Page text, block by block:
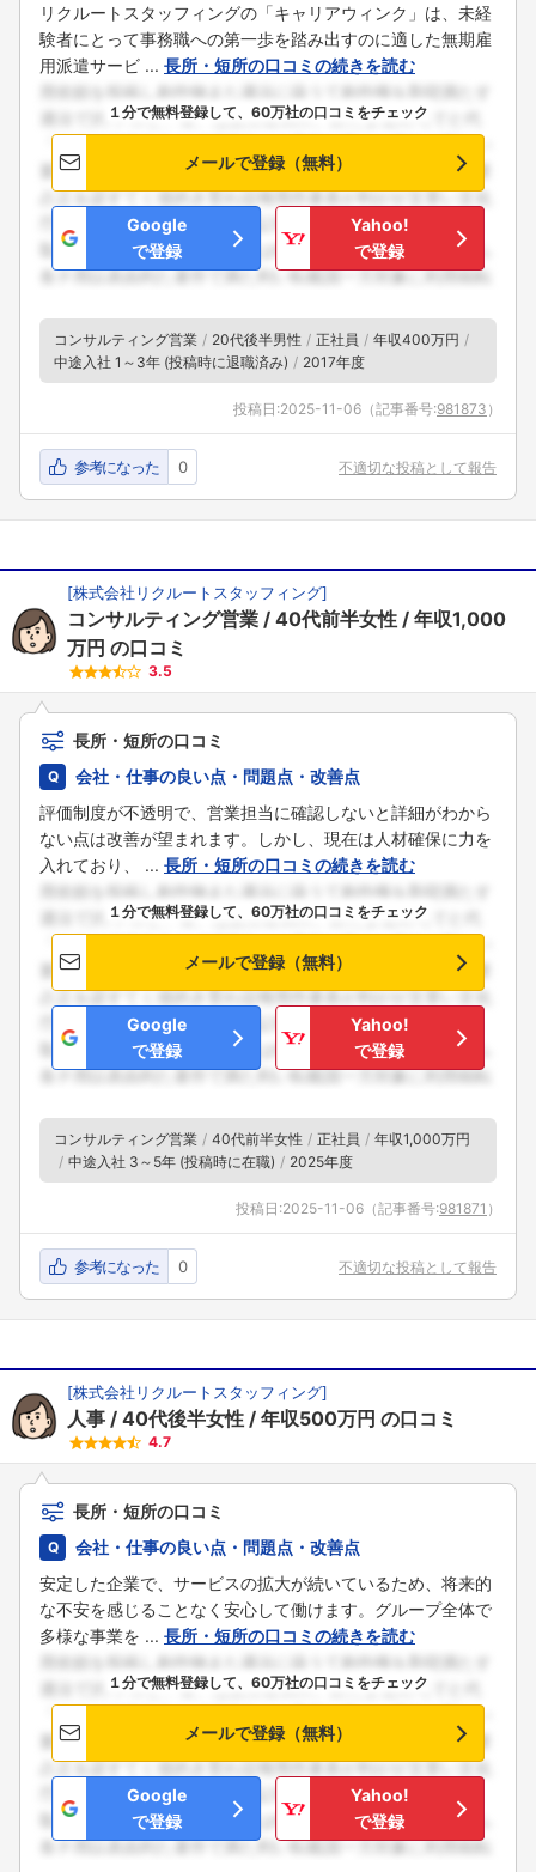
フォローしました
リクルートスタッフィングの「キャリアウィンク」は、未経
験者にとって事務職への第一歩を踏み出すのに適した無期雇
用派遣サービ ... 長所・短所の口コミの続きを読む
１分で無料登録して、60万社の口コミをチェック
メールで登録（無料）
Google
で登録
Yahoo!
で登録
コンサルティング営業 20代後半男性 正社員
年収400万円
中途入社 1～3年 (投稿時に退職済み)
2017年度
投稿日:2025-11-06 （記事番号:981873 ）
参考になった 0 不適切な投稿として報告
[株式会社リクルートスタッフィング]
コンサルティング営業 40代前半女性
年収1,000
万円 の口コミ
3.5
長所・短所の口コミ
会社・仕事の良い点・問題点・改善点
評価制度が不透明で、営業担当に確認しないと詳細がわから
ない点は改善が望まれます。しかし、現在は人材確保に力を
入れており、 ... 長所・短所の口コミの続きを読む
１分で無料登録して、60万社の口コミをチェック
メールで登録（無料）
Google
で登録
Yahoo!
で登録
コンサルティング営業 40代前半女性 正社員
年収1,000万円
中途入社 3～5年 (投稿時に在職)
2025年度
投稿日:2025-11-06 （記事番号:981871 ）
参考になった 0 不適切な投稿として報告
[株式会社リクルートスタッフィング]
人事 40代後半女性 年収500万円 の口コミ
4.7
長所・短所の口コミ
会社・仕事の良い点・問題点・改善点
安定した企業で、サービスの拡大が続いているため、将来的
な不安を感じることなく安心して働けます。グループ全体で
多様な事業を ... 長所・短所の口コミの続きを読む
１分で無料登録して、60万社の口コミをチェック
メールで登録（無料）
Google
で登録
Yahoo!
で登録